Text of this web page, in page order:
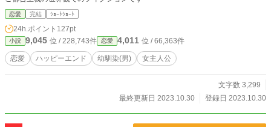
恋愛 完結 ｼｮｰﾄｼｮｰﾄ
24h.ポイント 127pt
小説 9,045 位 / 228,743件 恋愛 4,011 位 / 66,363件
恋愛 ハッピーエンド 幼馴染(男) 女主人公
文字数 3,299
最終更新日 2023.10.30
登録日 2023.10.30